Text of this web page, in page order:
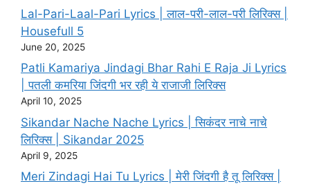
Lal-Pari-Laal-Pari Lyrics | लाल-परी-लाल-परी लिरिक्स |
Housefull 5
June 20, 2025
Patli Kamariya Jindagi Bhar Rahi E Raja Ji Lyrics
| पतली कमरिया जिंदगी भर रही ये राजाजी लिरिक्स
April 10, 2025
Sikandar Nache Nache Lyrics | सिकंदर नाचे नाचे
लिरिक्स | Sikandar 2025
April 9, 2025
Meri Zindagi Hai Tu Lyrics | मेरी जिंदगी है तू लिरिक्स |